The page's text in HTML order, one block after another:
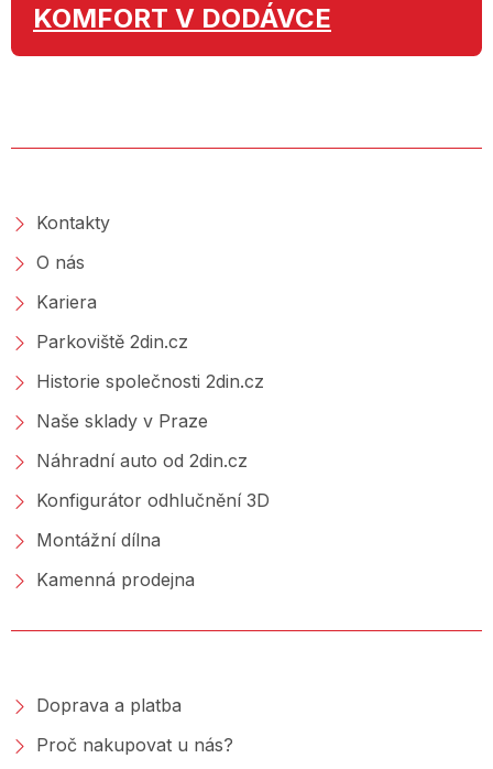
KOMFORT V DODÁVCE
Kontakty
O nás
Kariera
Parkoviště 2din.cz
Historie společnosti 2din.cz
Naše sklady v Praze
Náhradní auto od 2din.cz
Konfigurátor odhlučnění 3D
Montážní dílna
Kamenná prodejna
Doprava a platba
Proč nakupovat u nás?